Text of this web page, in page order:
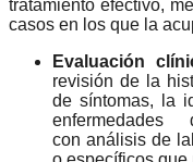
tratamiento efectivo,
casos en los que la
Evaluación
revisión de la
de síntomas, la
con análisis de